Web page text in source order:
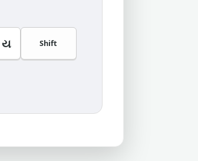
ય Shift